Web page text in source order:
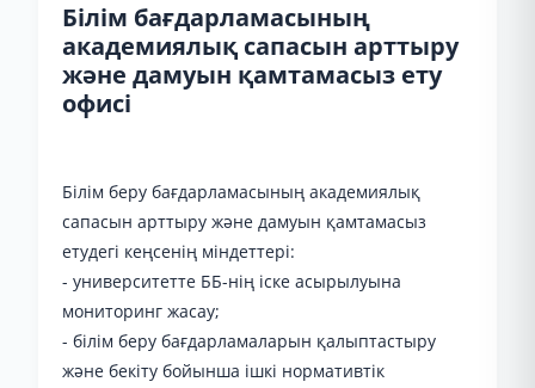
Білім бағдарламасының
академиялық сапасын арттыру
және дамуын қамтамасыз ету
офисі
Білім беру бағдарламасының академиялық
сапасын арттыру және дамуын қамтамасыз
етудегі кеңсенің міндеттері:
- университетте ББ-нің іске асырылуына
мониторинг жасау;
- білім беру бағдарламаларын қалыптастыру
және бекіту бойынша ішкі нормативтік